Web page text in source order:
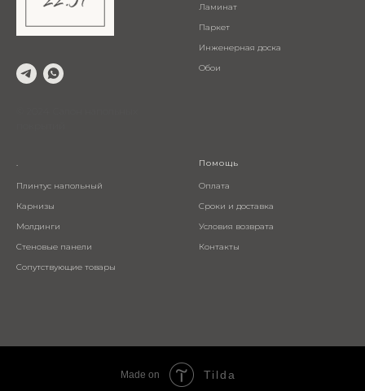
Ламинат
Паркет
Инженерная доска
Обои
.
Плинтус напольный
Карнизы
Молдинги
Стеновые панели
Сопутствующие товары
Помощь
Оплата
Сроки и доставка
Условия возврата
Контакты
Made on Tilda